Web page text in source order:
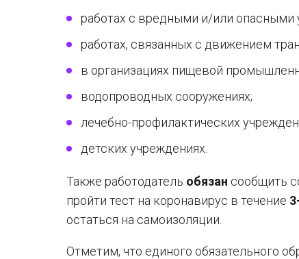
работах с вредными и/или опасными
работах, связанных с движением
в организациях пищевой
водопроводных сооружениях;
лечебно-профилактических
детских учреждениях.
Также работодатель обязан сообщить
пройти тест на коронавирус в течение
остаться на самоизоляции.
Отметим, что единого обязательного